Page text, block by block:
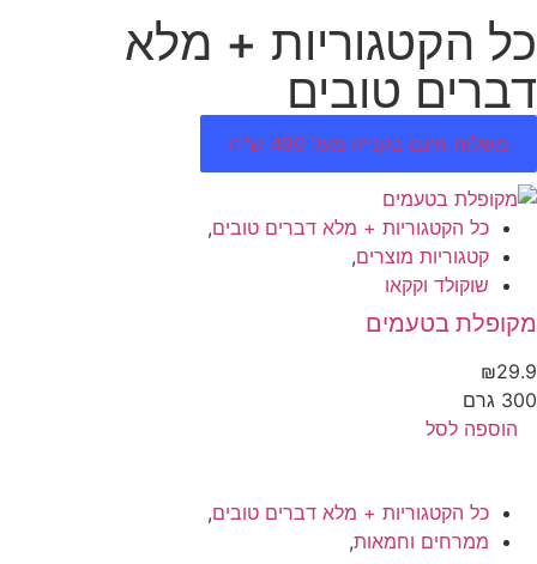
הקטגוריות + מלא
טובים
משלוח חינם בקנייה מעל 490 ש"ח
כל הקטגוריות + מלא דברים טובים,
קטגוריות מוצרים,
שוקולד וקקאו
בטעמים
₪
גרם
הוספה לסל
כל הקטגוריות + מלא דברים טובים,
ממרחים וחמאות,